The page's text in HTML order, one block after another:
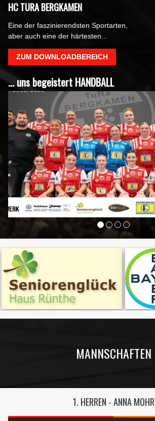
HC TURA BERGKAMEN
Eine der faszinierendsten Sportarten,
aber auch eine der härtesten...
ZUM DOWNLOADBEREICH
... uns begeistert HANDBALL
MANNSCHAFTEN
1. HERREN - ANNA MOHR